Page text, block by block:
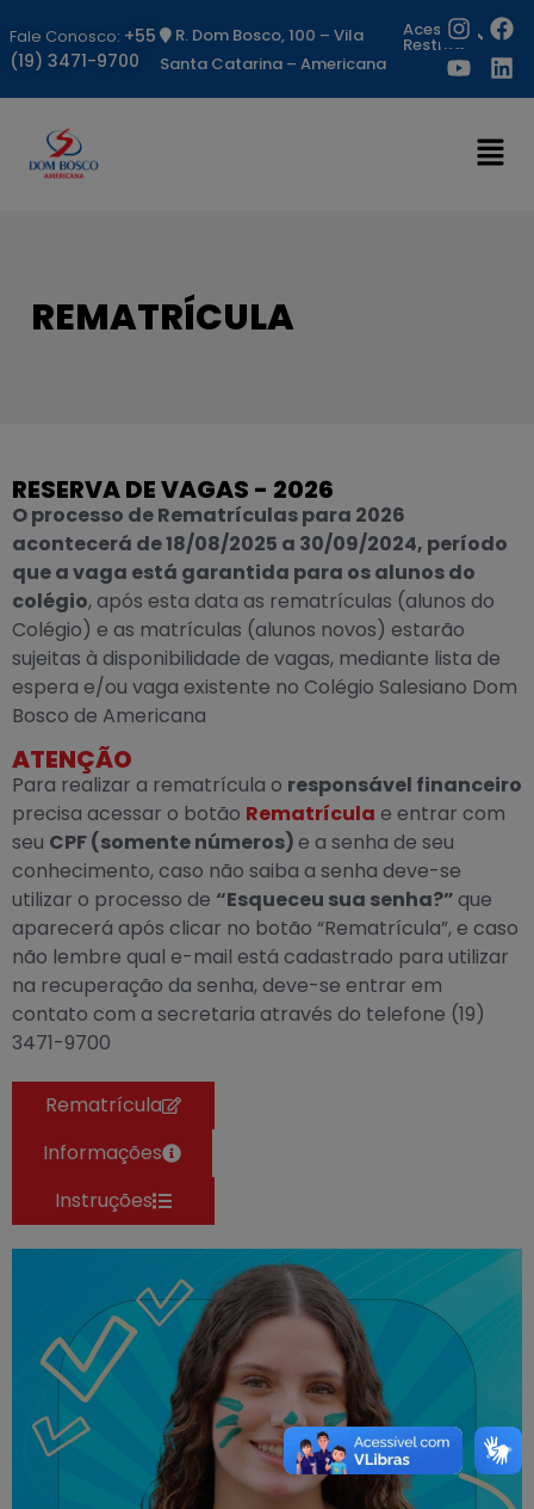
Fale Conosco: +55
(19) 3471-9700
R. Dom Bosco, 100 – Vila
Santa Catarina – Americana
Acesso
Restrito
REMATRÍCULA
RESERVA DE VAGAS - 2026
O processo de Rematrículas para 2026
acontecerá de 18/08/2025 a 30/09/2024, período
que a vaga está garantida para os alunos do
colégio, após esta data as rematrículas (alunos do
Colégio) e as matrículas (alunos novos) estarão
sujeitas à disponibilidade de vagas, mediante lista de
espera e/ou vaga existente no Colégio Salesiano Dom
Bosco de Americana
ATENÇÃO
Para realizar a rematrícula o responsável financeiro
precisa acessar o botão Rematrícula e entrar com
seu CPF (somente números)e a senha de seu
conhecimento, caso não saiba a senha deve-se
utilizar o processo de “Esqueceu sua senha?”que
aparecerá após clicar no botão “Rematrícula”, e caso
não lembre qual e-mail está cadastrado para utilizar
na recuperação da senha, deve-se entrar em
contato com a secretaria através do telefone (19)
3471-9700
Rematrícula
Informações
Instruções